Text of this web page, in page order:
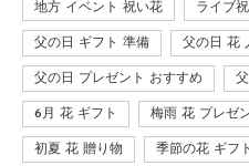
地方 イベント 祝い花 ライブ
父の日 ギフト 準備 父の日 花
父の日 プレゼント おすすめ
6月 花 ギフト 梅雨 花 プレゼ
初夏 花 贈り物 季節の花 ギフト